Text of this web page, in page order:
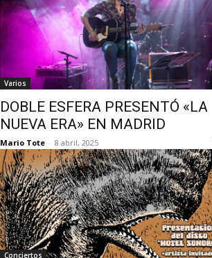
Varios
DOBLE ESFERA PRESENTÓ «LA
NUEVA ERA» EN MADRID
Mario Tote - 8 abril, 2025
Conciertos